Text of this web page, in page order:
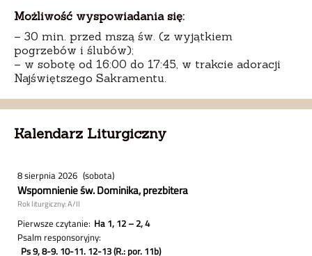
Możliwość wyspowiadania się:
– 30 min. przed mszą św. (z wyjątkiem
pogrzebów i ślubów);
– w sobotę od 16:00 do 17:45, w trakcie adoracji
Najświętszego Sakramentu.
Kalendarz Liturgiczny